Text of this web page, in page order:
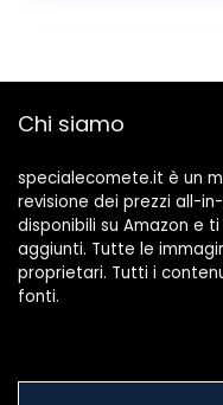
Camere Da Letto,
Palloncino)
Chi siamo
specialecomete.it è un
revisione dei prezzi all-
disponibili su Amazon e
aggiunti. Tutte le
proprietari. Tutti i
fonti.